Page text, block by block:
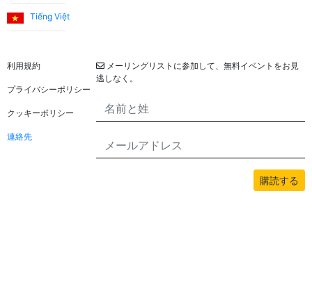
Tiếng Việt
利用規約
プライバシーポリシー
クッキーポリシー
連絡先
メーリングリストに参加して、無料イベントをお見
逃しなく。
購読する